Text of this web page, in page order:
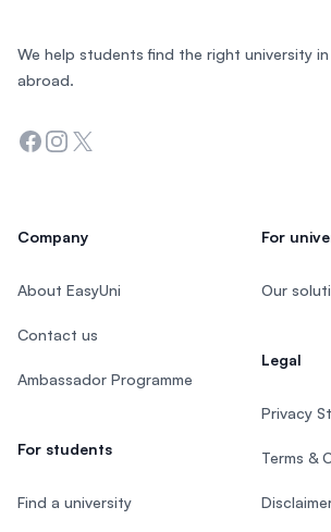
We help students find the right university in
abroad.
Facebook
Instagram
Twitter
Company
About EasyUni
Contact us
Ambassador Programme
For students
Find a university
For
Our
Legal
Privacy
Terms &